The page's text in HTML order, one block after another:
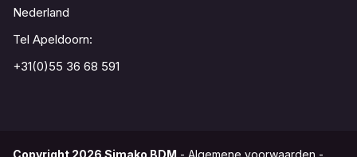
Nederland
Tel Apeldoorn:
+31(0)55 36 68 591
Copyright 2026 Simako BDM - Algemene voorwaarden -